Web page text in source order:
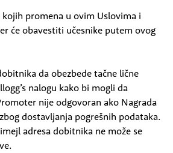
kojih promena u ovim Uslovima i
će obavestiti učesnike putem ovog
da obezbede tačne lične
nalogu kako bi mogli da
nije odgovoran ako Nagrada
dostavljanja pogrešnih podataka.
adresa dobitnika ne može se